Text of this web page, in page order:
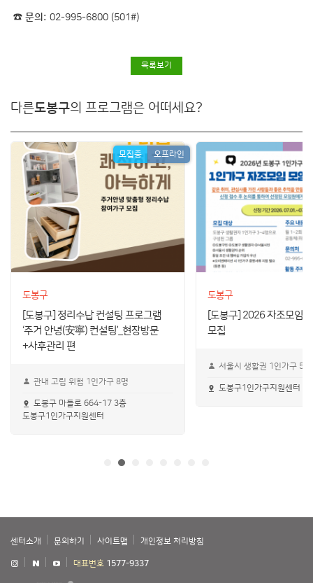
☎ 문의: 02-995-6800 (501#)
목록보기
다른도봉구의 프로그램은 어떠세요?
모집중 오프라인
도봉구
[도봉구] 정리수납 컨설팅 프로그램
‘주거 안녕(安寧) 컨설팅’_현장방문
+사후관리 편
관내 고립 위험 1인가구 8명
도봉구 마들로 664-17 3층
도봉구1인가구지원센터
도봉구
[도봉구] 2026 자조모임
모집
서울시 생활권 1인가구 5명
도봉구1인가구지원센터
센터소개 문의하기 사이트맵 개인정보 처리방침
대표번호 1577-9337